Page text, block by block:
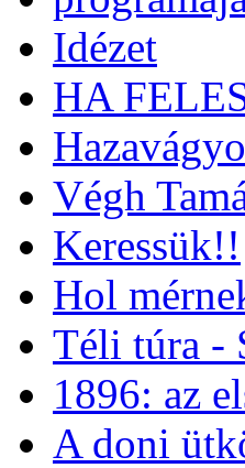
Idézet
HA
Végh
Keressük!!
Hol
Téli túra -
1896: az
A doni